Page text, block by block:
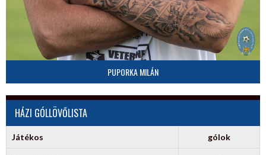
PUPORKA MILÁN
HÁZI GÓLLÖVŐLISTA
Játékos gólok